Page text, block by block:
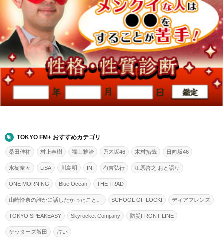
TOKYO FM+ おすすめカテゴリ
桑田佳祐 村上春樹 福山雅治 乃木坂46 木村拓哉 日向坂46
水樹奈々 LiSA 川島明 INI 有吉弘行 江原啓之 おと語り
ONE MORNING Blue Ocean THE TRAD
山崎怜奈の誰かに話したかったこと。 SCHOOL OF LOCK! ディアフレンズ
TOKYO SPEAKEASY Skyrocket Company 防災FRONT LINE
ゲッターズ飯田 占い